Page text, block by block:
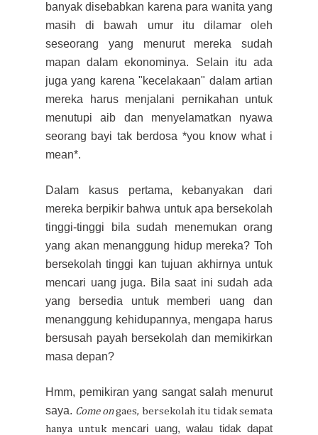
banyak disebabkan karena para wanita yang
masih di bawah umur itu dilamar oleh
seseorang yang menurut mereka sudah
mapan dalamekonominya. Selain ituada
juga yang karena "kecelakaan" dalam artian
mereka harus menjalani pernikahan untuk
menutupi aib dan menyelamatkan nyawa
seorang bayi tak berdosa *you know what i
mean*.
Dalam kasus pertama, kebanyakan dari
mereka berpikir bahwa untuk apa bersekolah
tinggi-tinggi bila sudah menemukan orang
yang akan menanggung hidup mereka? Toh
bersekolah tinggi kantujuan akhirnya untuk
mencari uang juga. Bila saat ini sudah ada
yang bersedia untuk memberi uang dan
menanggung kehidupannya, mengapa harus
bersusah payah bersekolah dan memikirkan
masa depan?
Hmm, pemikiran yang sangat salah menurut
saya. Come ongaes, bersekolah itu tidak semata
hanya untuk mencari uang, walau tidak dapat